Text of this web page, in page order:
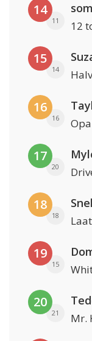
14
11 12
15
14
16
16
17
20
18
18
19
15
20
21 Mr.